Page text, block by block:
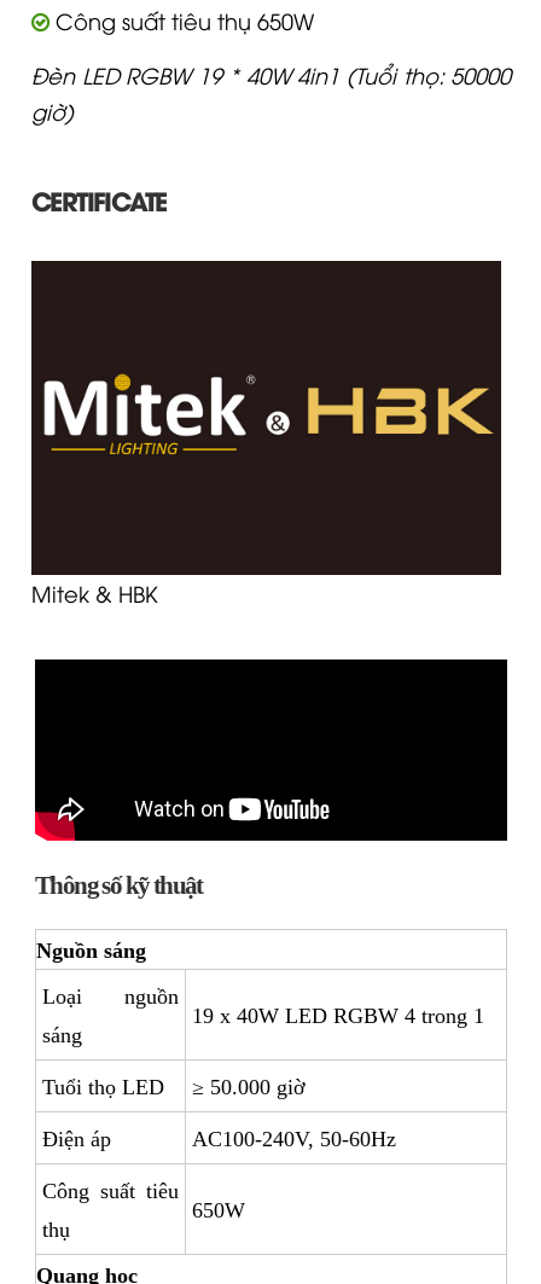
Công suất tiêu thụ 650W
Đèn LED RGBW 19 * 40W 4in1 (Tuổi thọ: 50000
giờ)
CERTIFICATE
Mitek & HBK
Thông số kỹ thuật
Nguồn sáng
Loại nguồn
sáng
19 x 40W LED RGBW 4 trong 1
Tuổi thọ LED ≥ 50.000 giờ
Điện áp AC100-240V, 50-60Hz
Công suất tiêu
thụ
650W
Quang học